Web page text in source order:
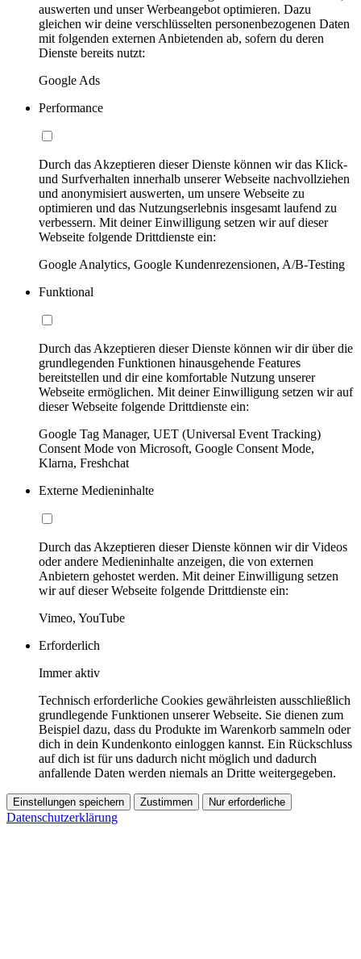
auswerten und unser Werbeangebot optimieren. Dazu
gleichen wir deine verschlüsselten personenbezogenen Daten
mit folgenden externen Anbietenden ab, sofern du deren
Dienste bereits nutzt:
Google Ads
Performance
Durch das Akzeptieren dieser Dienste können wir das Klick-
und Surfverhalten innerhalb unserer Webseite nachvollziehen
und anonymisiert auswerten, um unsere Webseite zu
optimieren und das Nutzungserlebnis insgesamt laufend zu
verbessern. Mit deiner Einwilligung setzen wir auf dieser
Webseite folgende Drittdienste ein:
Google Analytics, Google Kundenrezensionen, A/B-Testing
Funktional
Durch das Akzeptieren dieser Dienste können wir dir über die
grundlegenden Funktionen hinausgehende Features
bereitstellen und dir eine komfortable Nutzung unserer
Webseite ermöglichen. Mit deiner Einwilligung setzen wir auf
dieser Webseite folgende Drittdienste ein:
Google Tag Manager, UET (Universal Event Tracking)
Consent Mode von Microsoft, Google Consent Mode,
Klarna, Freshchat
Externe Medieninhalte
Durch das Akzeptieren dieser Dienste können wir dir Videos
oder andere Medieninhalte anzeigen, die von externen
Anbietern gehostet werden. Mit deiner Einwilligung setzen
wir auf dieser Webseite folgende Drittdienste ein:
Vimeo, YouTube
Erforderlich
Immer aktiv
Technisch erforderliche Cookies gewährleisten ausschließlich
grundlegende Funktionen unserer Webseite. Sie dienen zum
Beispiel dazu, dass du Produkte im Warenkorb sammeln oder
dich in dein Kundenkonto einloggen kannst. Ein Rückschluss
auf dich ist für uns dadurch nicht möglich und dadurch
anfallende Daten werden niemals an Dritte weitergegeben.
Einstellungen speichern Zustimmen Nur erforderliche
Datenschutzerklärung